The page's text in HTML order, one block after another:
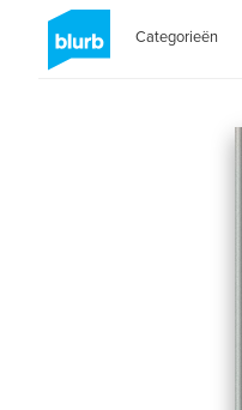
Categorieën